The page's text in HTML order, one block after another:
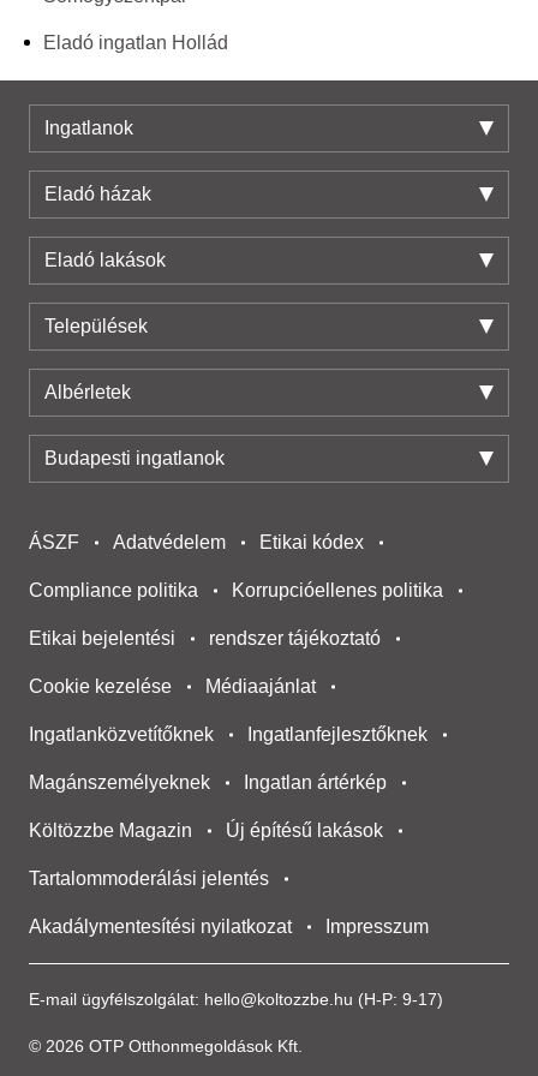
Eladó ingatlan Hollád
Ingatlanok
Eladó házak
Eladó lakások
Települések
Albérletek
Budapesti ingatlanok
E-mail ügyfélszolgálat: hello@koltozzbe.hu (H-P: 9-17)
© 2026 OTP Otthonmegoldások Kft.
ÁSZF Adatvédelem Etikai kódex
Compliance politika Korrupcióellenes politika
Etikai bejelentési rendszer tájékoztató
Cookie kezelése Médiaajánlat
Ingatlanközvetítőknek Ingatlanfejlesztőknek
Magánszemélyeknek Ingatlan ártérkép
Költözzbe Magazin Új építésű lakások
Tartalommoderálási jelentés
Akadálymentesítési nyilatkozat Impresszum